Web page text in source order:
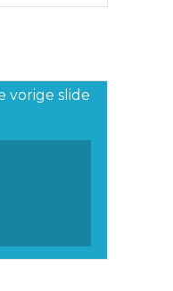
vorige slide